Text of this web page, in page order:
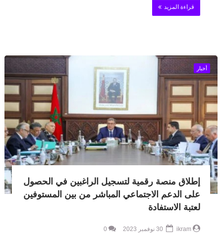
قراءة المزيد
أخبار
إطلاق منصة رقمية لتسجيل الراغبين في الحصول
على الدعم الاجتماعي المباشر من بين المستوفين
لعتبة الاستفادة
ikram
0